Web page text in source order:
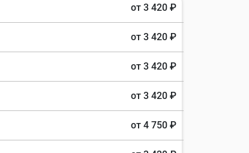
от 3 420 ₽
от 3 420 ₽
от 3 420 ₽
от 3 420 ₽
от 4 750 ₽